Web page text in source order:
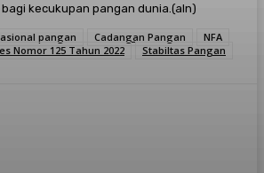
kecukupan pangan dunia.(aln)
pangan Cadangan Pangan
NFA
Nomor 125 Tahun 2022 Stabiltas Pangan